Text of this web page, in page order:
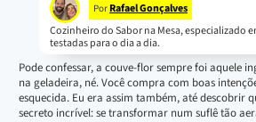
Por Rafael Gonçalves
Cozinheiro do Sabor na Mesa, especializado
testadas para o dia a dia.
Pode confessar, a couve-flor sempre foi aquele
na geladeira, né. Você compra com boas
esquecida. Eu era assim também, até descobrir
secreto incrível: se transformar num suflê tão